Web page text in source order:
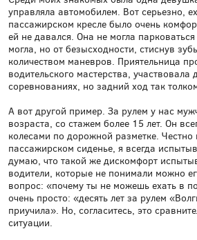
управляла автомобилем. Вот серьезно,
пассажирском кресле было очень
ей не давался. Она не могла
могла, но от безысходности, стиснув
количеством маневров. Приятельница
водительского мастерства,
соревнованиях, но задний ход так
А вот другой пример. За рулем у нас
возраста, со стажем более 15 лет. Он
колесами по дорожной разметке. Честно
пассажирском сиденье, я всегда
думаю, что такой же дискомфорт
водители, которые не понимали можно
вопрос: «почему ты не можешь ехать в
очень просто: «десять лет за рулем
приучила». Но, согласитесь, это
ситуации.